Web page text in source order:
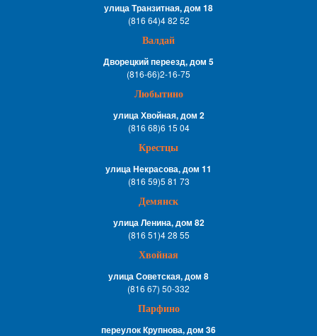
улица Транзитная, дом 18
(816 64)4 82 52
Валдай
Дворецкий переезд, дом 5
(816-66)2-16-75
Любытино
улица Хвойная, дом 2
(816 68)6 15 04
Крестцы
улица Некрасова, дом 11
(816 59)5 81 73
Демянск
улица Ленина, дом 82
(816 51)4 28 55
Хвойная
улица Советская, дом 8
(816 67) 50-332
Парфино
переулок Крупнова, дом 36